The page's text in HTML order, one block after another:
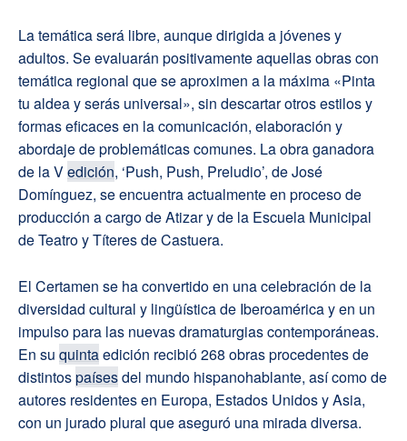
La temática será libre, aunque dirigida a jóvenes y
adultos. Se evaluarán positivamente aquellas obras con
temática regional que se aproximen a la máxima «Pinta
tu aldea y serás universal», sin descartar otros estilos y
formas eficaces en la comunicación, elaboración y
abordaje de problemáticas comunes. La obra ganadora
de la Vedición, ‘Push, Push, Preludio’, de José
Domínguez, se encuentra actualmente en proceso de
producción a cargo de Atizar y de la Escuela Municipal
de Teatro y Títeres de Castuera.
El Certamen se ha convertido en una celebración de la
diversidad cultural y lingüística de Iberoamérica y en un
impulso para las nuevas dramaturgias contemporáneas.
En su quintaedición recibió 268 obras procedentes de
distintospaísesdel mundo hispanohablante, así como de
autores residentes en Europa, Estados Unidos y Asia,
con un jurado plural que aseguró una mirada diversa.